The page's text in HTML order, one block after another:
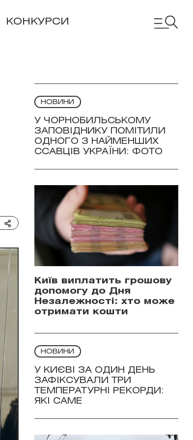
КОНКУРСИ
НОВИНИ
У ЧОРНОБИЛЬСЬКОМУ
ЗАПОВІДНИКУ ПОМІТИЛИ
ОДНОГО З НАЙМЕНШИХ
ССАВЦІВ УКРАЇНИ: ФОТО
Київ виплатить грошову
допомогу до Дня
Незалежності: хто може
отримати кошти
НОВИНИ
У КИЄВІ ЗА ОДИН ДЕНЬ
ЗАФІКСУВАЛИ ТРИ
ТЕМПЕРАТУРНІ РЕКОРДИ:
ЯКІ САМЕ